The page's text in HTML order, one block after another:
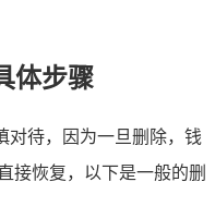
体步骤
对待，因为一旦删除，钱
接恢复，以下是一般的删